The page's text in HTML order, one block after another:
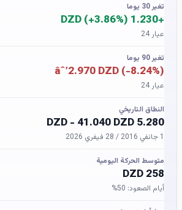
تغير 30 يوما
+1.230 DZD (+3.86%)
عيار 24
تغير 90 يوما
âˆ’2.970 DZD (-8.24%)
عيار 24
النطاق التاريخي
5.280 DZD - 41.040 DZD
1 جانفي 2016 / 28 فيفري 2026
متوسط الحركة اليومية
258 DZD
أيام الصعود: 50%